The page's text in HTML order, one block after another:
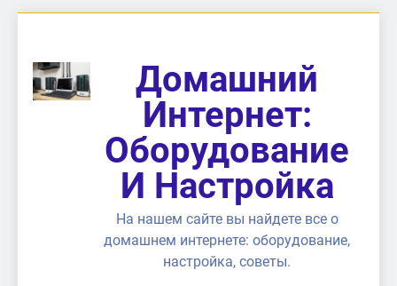
содержимому
Домашний
Интернет:
Оборудование
И Настройка
На нашем сайте вы найдете все о
домашнем интернете: оборудование,
настройка, советы.